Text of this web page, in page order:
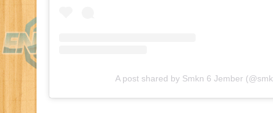
A post shared by Smkn 6 Jember